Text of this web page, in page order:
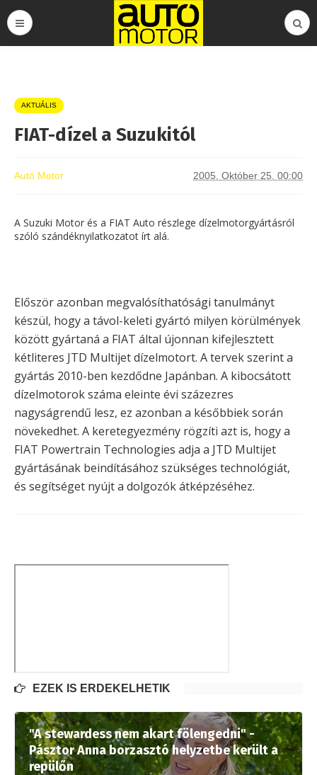
AKTUÁLIS
FIAT-dízel a Suzukitól
Autó Motor 2005. Október 25. 00:00
A Suzuki Motor és a FIAT Auto részlege dízelmotorgyártásról
szóló szándéknyilatkozatot írt alá.
Először azonban megvalósíthatósági tanulmányt
készül, hogy a távol-keleti gyártó milyen körülmények
között gyártaná a FIAT által újonnan kifejlesztett
kétliteres JTD Multijet dízelmotort. A tervek szerint a
gyártás 2010-ben kezdődne Japánban. A kibocsátott
dízelmotorok száma eleinte évi százezres
nagyságrendű lesz, ez azonban a későbbiek során
növekedhet. A keretegyezmény rögzíti azt is, hogy a
FIAT Powertrain Technologies adja a JTD Multijet
gyártásának beindításához szükséges technológiát,
és segítséget nyújt a dolgozók átképzéséhez.
EZEK IS ÉRDEKELHETIK
"A stewardess nem akart fölengedni" -
Pásztor Anna borzasztó helyzetbe került a
repülőn